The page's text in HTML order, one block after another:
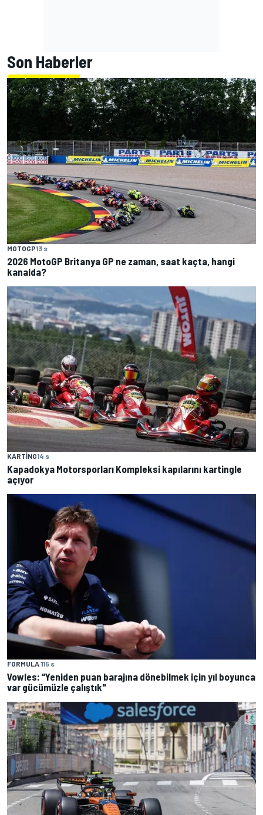
Son Haberler
MOTOGP13 s
2026 MotoGP Britanya GP ne zaman, saat kaçta, hangi
kanalda?
KARTING14 s
Kapadokya Motorsporları Kompleksi kapılarını kartingle
açıyor
FORMULA 115 s
Vowles: “Yeniden puan barajına dönebilmek için yıl boyunca
var gücümüzle çalıştık"